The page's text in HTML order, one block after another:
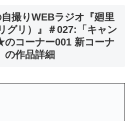
撮りWEBラジオ『廻里
グリ）』＃027:「キャン
コーナー001 新コーナ
の作品詳細